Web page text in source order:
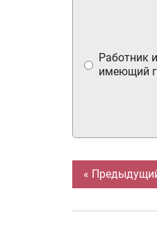
Работник
имеющий
«